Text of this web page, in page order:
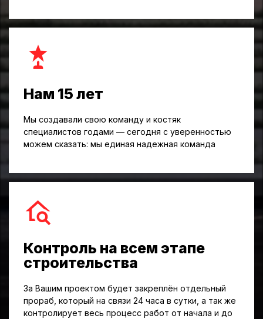
Нам 15 лет
Мы создавали свою команду и костяк
специалистов годами — сегодня с уверенностью
можем сказать: мы единая надежная команда
Контроль на всем этапе
строительства
За Вашим проектом будет закреплён отдельный
прораб, который на связи 24 часа в сутки, а так же
контролирует весь процесс работ от начала и до